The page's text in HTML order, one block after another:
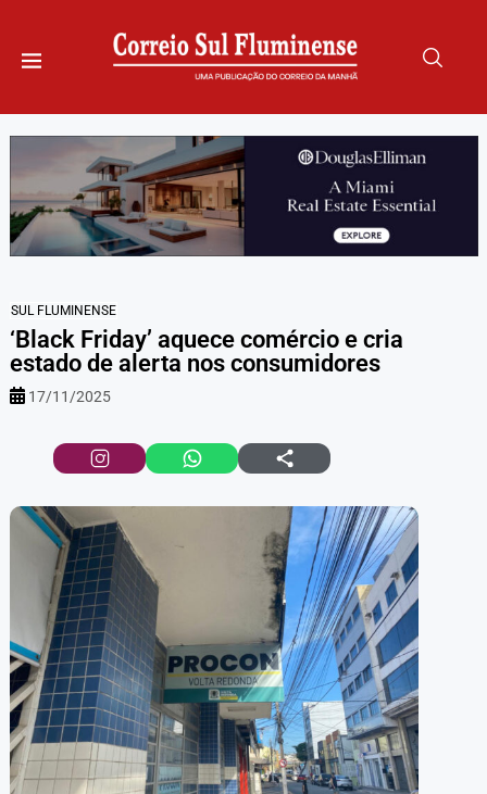
SUL FLUMINENSE
‘Black Friday’ aquece comércio e cria
estado de alerta nos consumidores
17/11/2025